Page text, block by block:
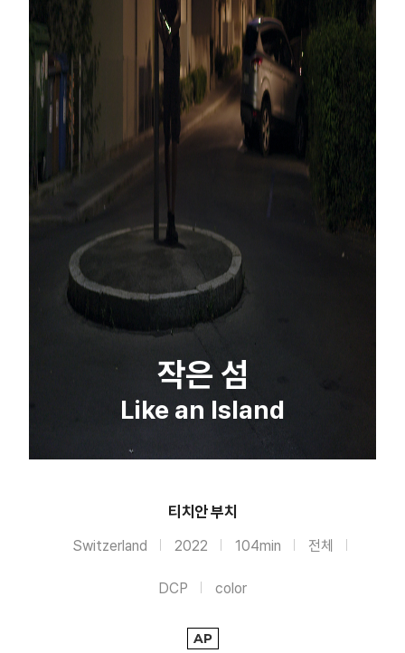
작은 섬
Like an Island
티치안 부치
Switzerland 2022 104min 전체
DCP color
AP